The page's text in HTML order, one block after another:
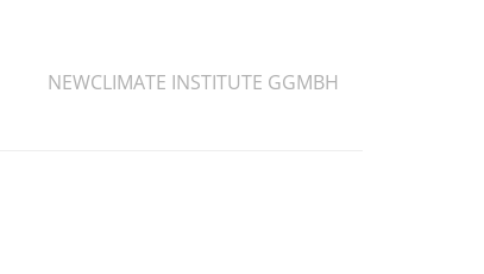
NEWCLIMATE INSTITUTE GGMBH